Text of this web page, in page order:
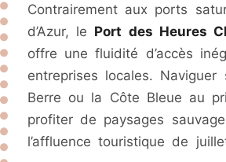
Contrairement aux ports
d’Azur, le Port des Heures
offre une fluidité d’accès
entreprises locales. Naviguer
Berre ou la Côte Bleue au
profiter de paysages
l’affluence touristique de